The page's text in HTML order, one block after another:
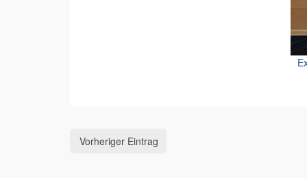
Vorheriger Eintrag